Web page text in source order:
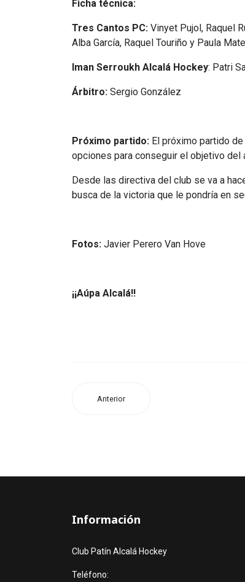
Ficha técnica:
Tres Cantos PC: Vinyet Pujol, Raquel
Alba García, Raquel Touriño y Paula
Iman Serroukh Alcalá Hockey: Patri
Árbitro: Sergio González
Próximo partido: El próximo partido
opciones para conseguir el objetivo del
Desde las directiva del club se va a
busca de la victoria que le pondría en
Fotos: Javier Perero Van Hove
¡¡Aúpa Alcalá!!
Anterior
Información
Club Patín Alcalá Hockey
Teléfono: